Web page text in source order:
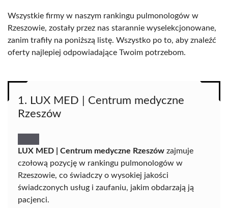
Wszystkie firmy w naszym rankingu pulmonologów w
Rzeszowie, zostały przez nas starannie wyselekcjonowane,
zanim trafiły na poniższą listę. Wszystko po to, aby znaleźć
oferty najlepiej odpowiadające Twoim potrzebom.
1. LUX MED | Centrum medyczne
Rzeszów
LUX MED | Centrum medyczne Rzeszów zajmuje
czołową pozycję w rankingu pulmonologów w
Rzeszowie, co świadczy o wysokiej jakości
świadczonych usług i zaufaniu, jakim obdarzają ją
pacjenci.